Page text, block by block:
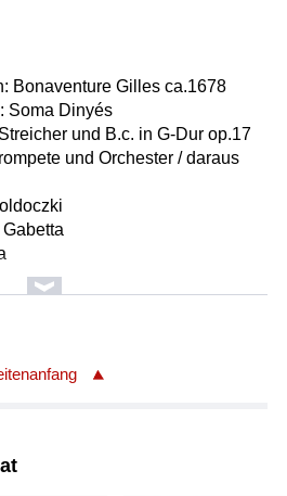
Bonaventure Gilles ca.1678
Soma Dinyés
und B.c. in G-Dur op.17
und Orchester / daraus
19439728872
Alte Musik Berlin